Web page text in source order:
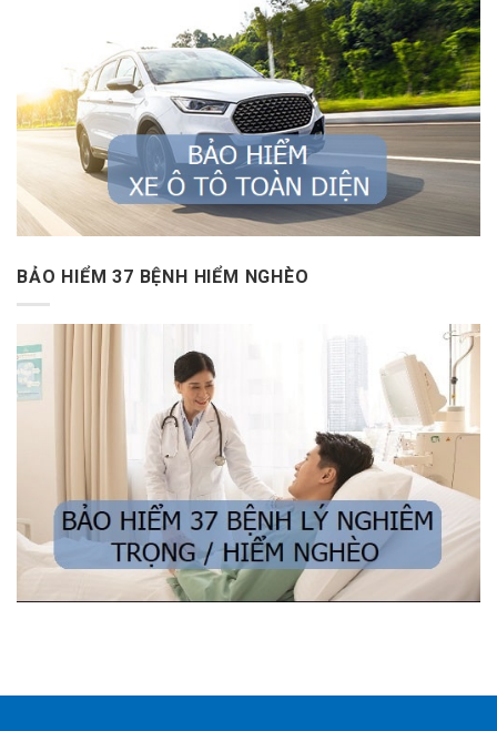
BẢO HIỂM 37 BỆNH HIỂM NGHÈO